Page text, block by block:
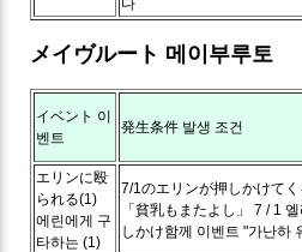
メイヴルート 메이부루토
イベント 이
벤트
発生条件 발생 조건
エリンに殴
られる(1)
에린에게 구
타하는 (1)
7/1のエリンが押しかけて
「貧乳もまたよし」
7 / 1
しかけ함께 이벤트 "가난하